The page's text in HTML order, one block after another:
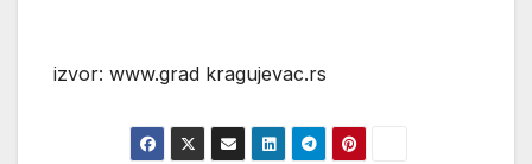
izvor: www.grad kragujevac.rs